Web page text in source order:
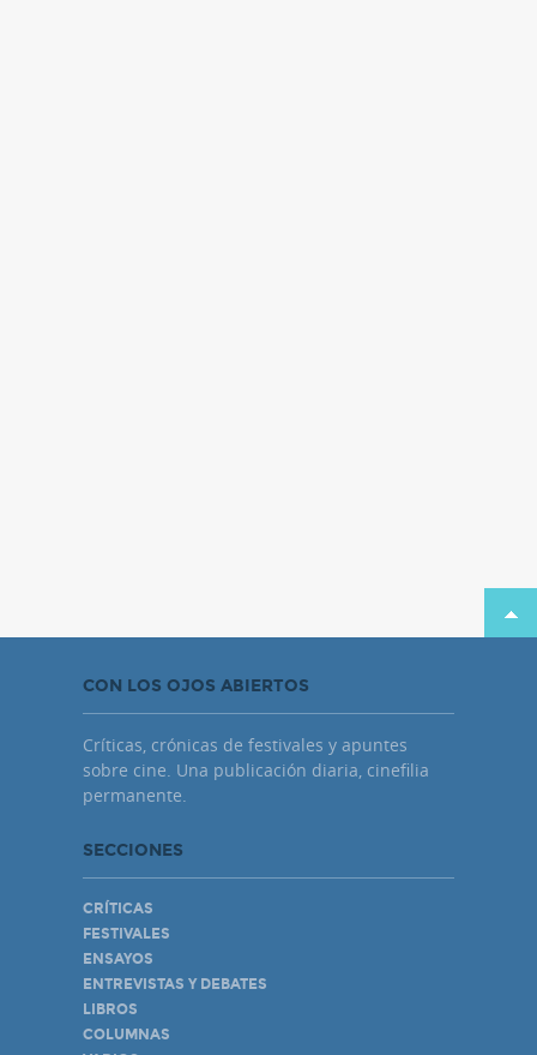
CON LOS OJOS ABIERTOS
Críticas, crónicas de festivales y apuntes
sobre cine. Una publicación diaria, cinefilia
permanente.
SECCIONES
CRÍTICAS
FESTIVALES
ENSAYOS
ENTREVISTAS Y DEBATES
LIBROS
COLUMNAS